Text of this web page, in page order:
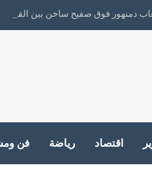
دمنهور فوق صفيح ساخن بين القدامي
اقتصاد رياضة فن